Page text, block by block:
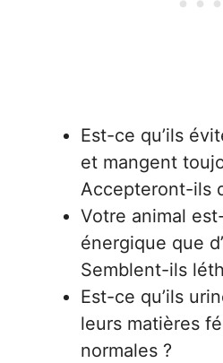
Est-ce qu’ils
et mangent
Accepteront-ils
Votre animal
énergique que
Semblent-ils
Est-ce qu’ils
leurs matières
normales ?